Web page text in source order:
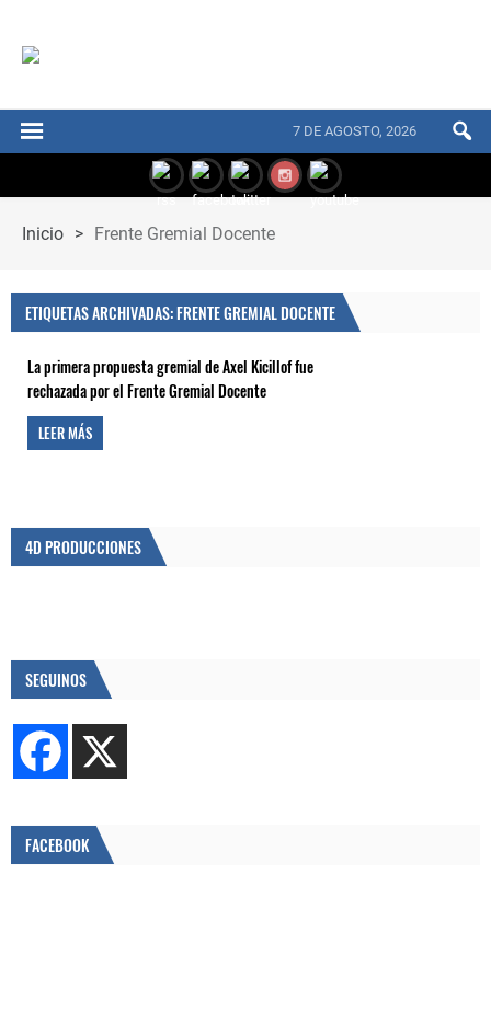
7 DE AGOSTO, 2026
Inicio > Frente Gremial Docente
ETIQUETAS ARCHIVADAS: FRENTE GREMIAL DOCENTE
La primera propuesta gremial de Axel Kicillof fue
rechazada por el Frente Gremial Docente
LEER MÁS
4D PRODUCCIONES
SEGUINOS
FACEBOOK